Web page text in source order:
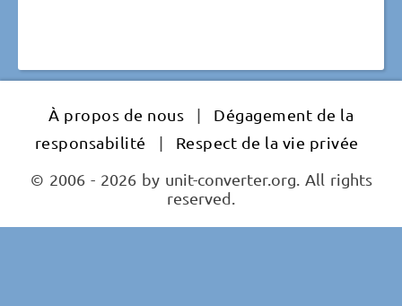
À propos de nous |
Dégagement de la
responsabilité
|
Respect de la vie privée
© 2006 - 2026 by unit-converter.org. All rights
reserved.